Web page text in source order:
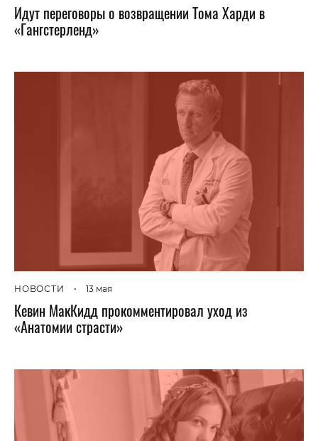
Идут переговоры о возвращении Тома Харди в
«Гангстерленд»
НОВОСТИ • 13 мая
Кевин МакКидд прокомментировал уход из
«Анатомии страсти»